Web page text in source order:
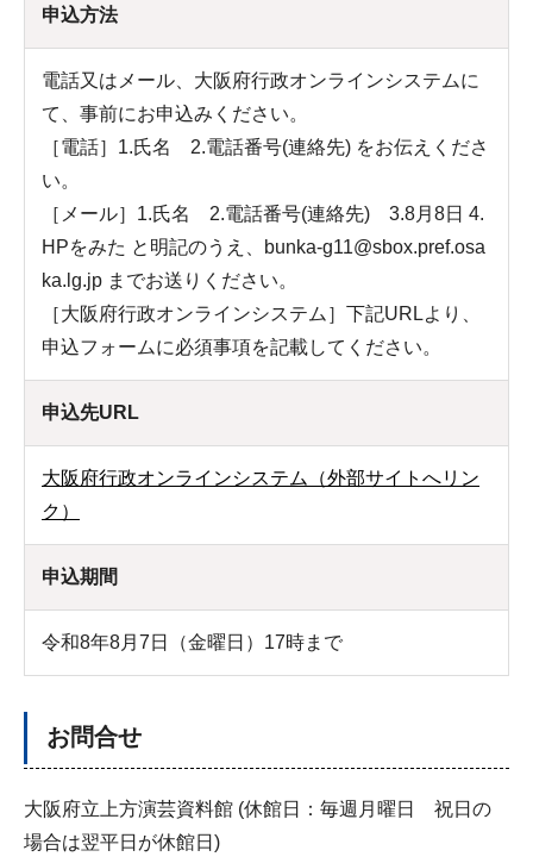
申込方法
電話又はメール、大阪府行政オンラインシステムに
て、事前にお申込みください。
［電話］1.氏名 2.電話番号(連絡先) をお伝えくださ
い。
［メール］1.氏名 2.電話番号(連絡先) 3.8月8日 4.
HPをみた と明記のうえ、bunka-g11@sbox.pref.osa
ka.lg.jp までお送りください。
［大阪府行政オンラインシステム］下記URLより、
申込フォームに必須事項を記載してください。
申込先URL
大阪府行政オンラインシステム（外部サイトへリン
ク）
申込期間
令和8年8月7日（金曜日）17時まで
お問合せ
大阪府立上方演芸資料館 (休館日：毎週月曜日 祝日の
場合は翌平日が休館日)